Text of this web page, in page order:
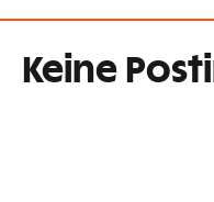
Keine